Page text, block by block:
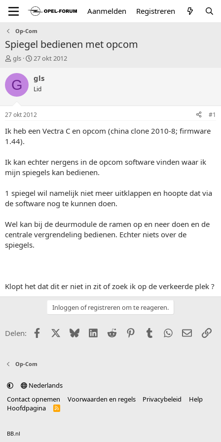
Aanmelden Registreren
Op-Com
Spiegel bedienen met opcom
T
p
i
a
r
t
e
gls
S
a
r
t
a
t
u
27 okt 2012
G gls
Lid
27 okt 2012 #1
Ik heb een Vectra C en opcom (china clone 2010-8; firmware
1.44).
Ik kan echter nergens in de opcom software vinden waar ik
mijn spiegels kan bedienen.
1 spiegel wil namelijk niet meer uitklappen en hoopte dat via
de software nog te kunnen doen.
Wel kan bij de deurmodule de ramen op en neer doen en de
centrale vergrendeling bedienen. Echter niets over de
spiegels.
Klopt het dat dit er niet in zit of zoek ik op de verkeerde plek ?
Inloggen of registreren om te reageren.
Delen: FacebookX (Twitter)
BlueskyLinkedIn
Reddit PinterestTumblr WhatsApp
E-mail
Op-Com
Nederlands
Contact opnemen
Voorwaarden en regels Privacybeleid
Help
Hoofdpagina
R
BB.nl